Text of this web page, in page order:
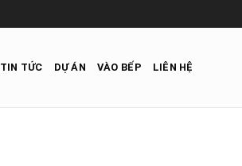
TIN TỨC DỰ ÁN VÀO BẾP LIÊN HỆ